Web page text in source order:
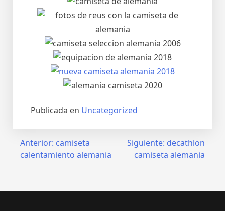
Publicada en Uncategorized
Navegación
Anterior: camiseta
calentamiento alemania
Siguiente: decathlon
camiseta alemania